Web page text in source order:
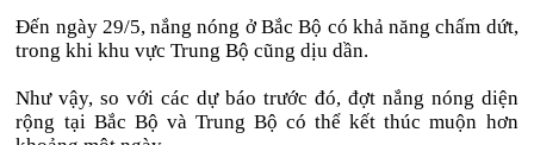
Đến ngày 29/5, nắng nóng ở Bắc Bộ có khả năng chấm dứt,
trong khi khu vực Trung Bộ cũng dịu dần.
Như vậy, so với các dự báo trước đó, đợt nắng nóng diện
rộng tại Bắc Bộ và Trung Bộ có thể kết thúc muộn hơn